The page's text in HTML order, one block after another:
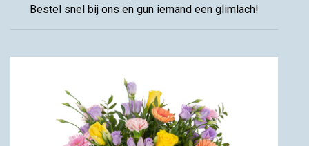
Bestel snel bij ons en gun iemand een glimlach!